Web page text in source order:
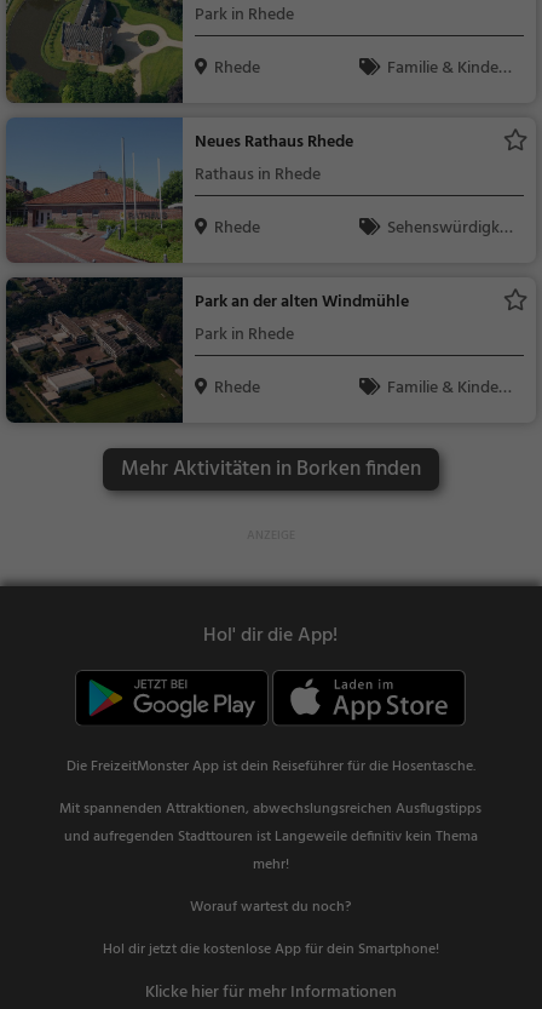
Park in Rhede
Rhede
Familie & Kinder,
Neues Rathaus Rhede
Rathaus in Rhede
Rhede
Sehenswürdigkei
Park an der alten Windmühle
Park in Rhede
Rhede
Familie & Kinder,
Mehr Aktivitäten in Borken finden
Hol' dir die App!
Die FreizeitMonster App ist dein Reiseführer für die Hosentasche.
Mit spannenden Attraktionen, abwechslungsreichen Ausflugstipps
und aufregenden Stadttouren ist Langeweile definitiv kein Thema
mehr!
Worauf wartest du noch?
Hol dir jetzt die kostenlose App für dein Smartphone!
Klicke hier für mehr Informationen